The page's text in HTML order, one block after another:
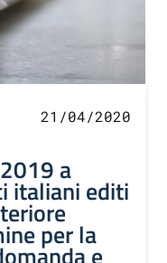
21/04/2020
a
italiani editi
per la